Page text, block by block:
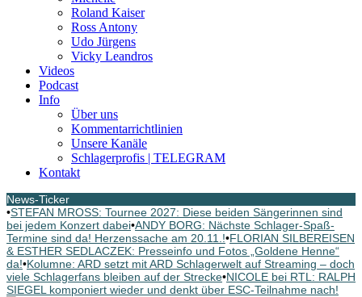
Roland Kaiser
Ross Antony
Udo Jürgens
Vicky Leandros
Videos
Podcast
Info
Über uns
Kommentarrichtlinien
Unsere Kanäle
Schlagerprofis | TELEGRAM
Kontakt
News-Ticker
•STEFAN MROSS: Tournee 2027: Diese beiden Sängerinnen sind
bei jedem Konzert dabei•ANDY BORG: Nächste Schlager-Spaß-
Termine sind da! Herzenssache am 20.11.!•FLORIAN SILBEREISEN
& ESTHER SEDLACZEK: Presseinfo und Fotos „Goldene Henne“
da!•Kolumne: ARD setzt mit ARD Schlagerwelt auf Streaming – doch
viele Schlagerfans bleiben auf der Strecke•NICOLE bei RTL: RALPH
SIEGEL komponiert wieder und denkt über ESC-Teilnahme nach!